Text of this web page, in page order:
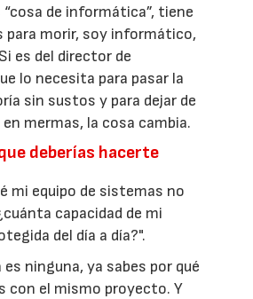
de informática”, tiene
para morir, soy informático,
es del director de
lo necesita para pasar la
sin sustos y para dejar de
mermas, la cosa cambia.
deberías hacerte
mi equipo de sistemas no
capacidad de mi
del día a día?".
ninguna, ya sabes por qué
con el mismo proyecto. Y